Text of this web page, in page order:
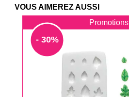
VOUS AIMEREZ AUSSI
Promotions
- 30%